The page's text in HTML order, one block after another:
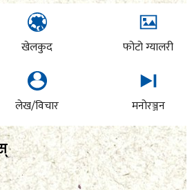
खेलकुद फोटो ग्यालरी
लेख/विचार मनोरञ्जन